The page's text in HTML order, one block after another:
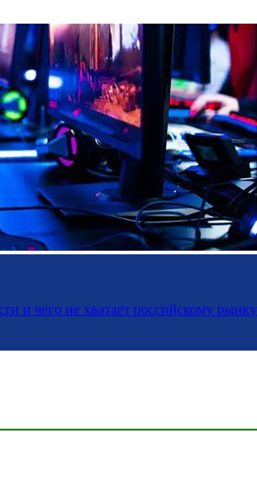
и чего не хватает российскому рынку